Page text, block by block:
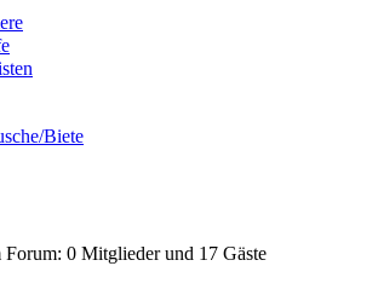
Biete
0 Mitglieder und 17 Gäste